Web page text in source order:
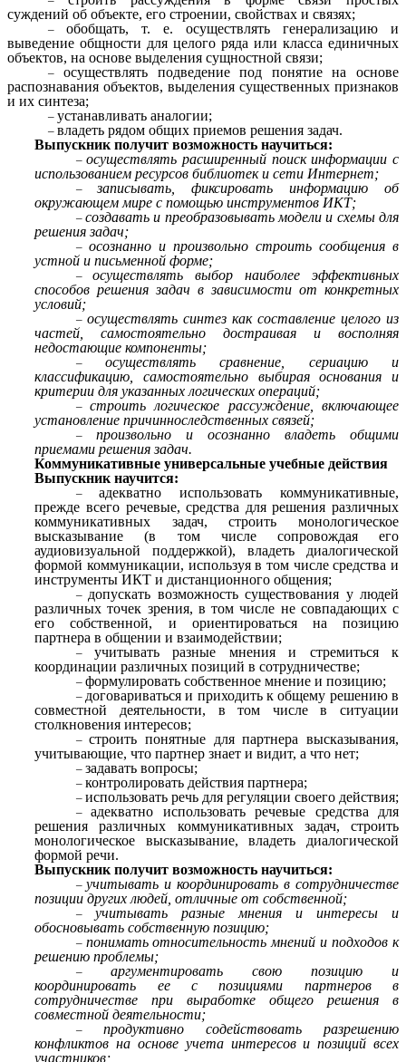
суждений об объекте, его строении, свойствах и связях;
обобщать, т. е. осуществлять генерализацию и
выведение общности для целого ряда или класса единичных
объектов, на основе выделения сущностной связи;
осуществлять подведение под понятие на основе
распознавания объектов, выделения существенных признаков
и их синтеза;
устанавливать аналогии;
владеть рядом общих приемов решения задач.
Выпускник получит возможность научиться:
осуществлять расширенный поиск информации с
использованием ресурсов библиотек и сети Интернет;
записывать, фиксировать информацию об
окружающем мире с помощью инструментов ИКТ;
создавать и преобразовывать модели и схемы для
решения задач;
осознанно и произвольно строить сообщения в
устной и письменной форме;
осуществлять выбор наиболее эффективных
способов решения задач в зависимости от конкретных
условий;
осуществлять синтез как составление целого из
частей, самостоятельно достраивая и восполняя
недостающие компоненты;
осуществлять сравнение, сериацию и
классификацию, самостоятельно выбирая основания и
критерии для указанных логических операций;
строить логическое рассуждение, включающее
установление причинно­следственных связей;
произвольно и осознанно владеть общими
приемами решения задач.
Коммуникативные универсальные учебные действия
Выпускник научится:
адекватно использовать коммуникативные,
прежде всего речевые, средства для решения различных
коммуникативных задач, строить монологическое
высказывание (в том числе сопровождая его
аудиовизуальной поддержкой), владеть диалогической
формой коммуникации, используя в том числе средства и
инструменты ИКТ и дистанционного общения;
допускать возможность существования у людей
различных точек зрения, в том числе не совпадающих с
его собственной, и ориентироваться на позицию
партнера в общении и взаимодействии;
учитывать разные мнения и стремиться к
координации различных позиций в сотрудничестве;
формулировать собственное мнение и позицию;
договариваться и приходить к общему решению в
совместной деятельности, в том числе в ситуации
столкновения интересов;
строить понятные для партнера высказывания,
учитывающие, что партнер знает и видит, а что нет;
задавать вопросы;
контролировать действия партнера;
использовать речь для регуляции своего действия;
адекватно использовать речевые средства для
решения различных коммуникативных задач, строить
монологическое высказывание, владеть диалогической
формой речи.
Выпускник получит возможность научиться:
учитывать и координировать в сотрудничестве
позиции других людей, отличные от собственной;
учитывать разные мнения и интересы и
обосновывать собственную позицию;
понимать относительность мнений и подходов к
решению проблемы;
аргументировать свою позицию и
координировать ее с позициями партнеров в
сотрудничестве при выработке общего решения в
совместной деятельности;
продуктивно содействовать разрешению
конфликтов на основе учета интересов и позиций всех
участников;